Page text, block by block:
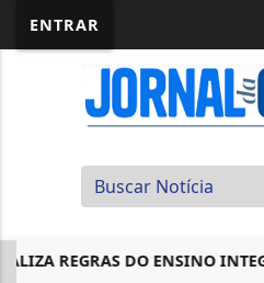
ENTRAR
REGRAS DO ENSINO INTEGRAL